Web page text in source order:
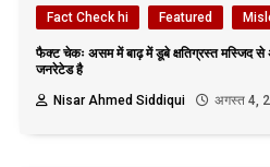
Fact Check hi Featured
फैक्ट चेकः असम में बाढ़ में डूबे क्षतिग्रस्त मस्जिद
जनरेटेड है
Nisar Ahmed Siddiqui
अगस्त 4,